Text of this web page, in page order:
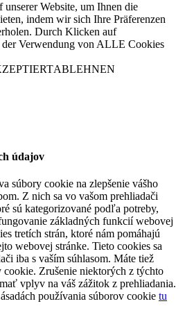
Website, um Ihnen die
indem wir sich Ihre Präferenzen
Durch Klicken auf
Verwendung von ALLE Cookies
ABLEHNEN
údajov
súbory cookie na zlepšenie vášho
Z nich sa vo vašom prehliadači
sú kategorizované podľa potreby,
základných funkcií webovej
tretích strán, ktoré nám pomáhajú
webovej stránke. Tieto cookies sa
iba s vaším súhlasom. Máte tiež
Zrušenie niektorých z týchto
vplyv na váš zážitok z prehliadania.
používania súborov cookie tu